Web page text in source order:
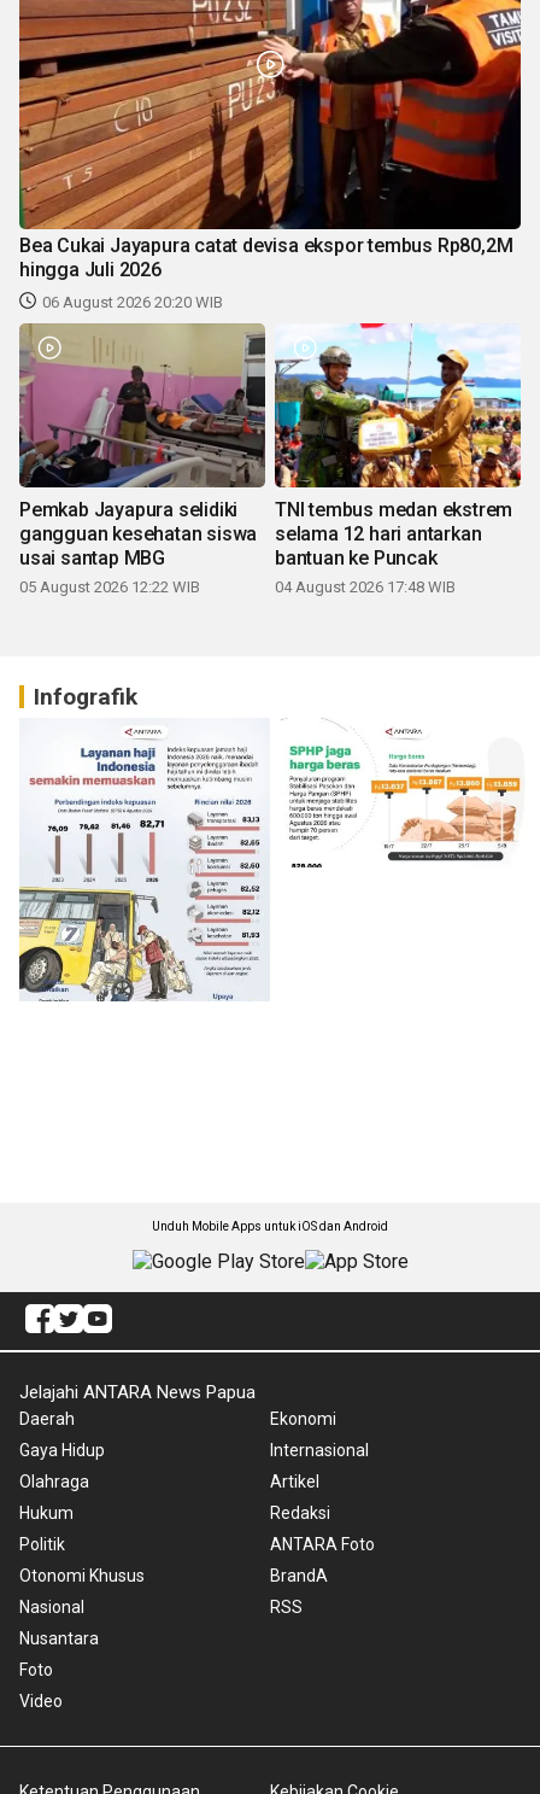
Bea Cukai Jayapura catat devisa ekspor tembus Rp80,2M
hingga Juli 2026
06 August 2026 20:20 WIB
Pemkab Jayapura selidiki
gangguan kesehatan siswa
usai santap MBG
05 August 2026 12:22 WIB
TNI tembus medan ekstrem
selama 12 hari antarkan
bantuan ke Puncak
04 August 2026 17:48 WIB
Infografik
Unduh Mobile Apps untuk iOS dan Android
Jelajahi ANTARA News Papua
Daerah
Gaya Hidup
Olahraga
Hukum
Politik
Otonomi Khusus
Nasional
Nusantara
Foto
Video
Ekonomi
Internasional
Artikel
Redaksi
ANTARA Foto
BrandA
RSS